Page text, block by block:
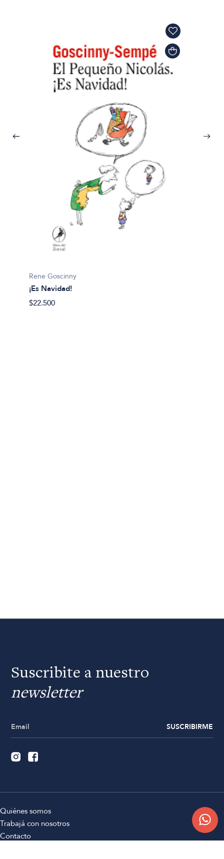
Rene Goscinny
¡Es Navidad!
$22.500
Suscribite a nuestro
newsletter
SUSCRIBIRME
Quiénes somos
Trabajá con nosotros
Contacto